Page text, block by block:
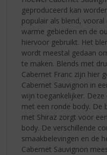
geproduceerd kan
populair als blend,
warme gebieden en de
hiervoor gebruikt. Het
wordt meestal gedaan
te maken. Blends met
Cabernet Franc zijn hier
Cabernet Sauvignon in
wijn toegankelijker.
met een ronde body. De
met Shiraz zorgt voor
body. De verschillende
smaakbelevingen en de
Cabernet Sauvignon